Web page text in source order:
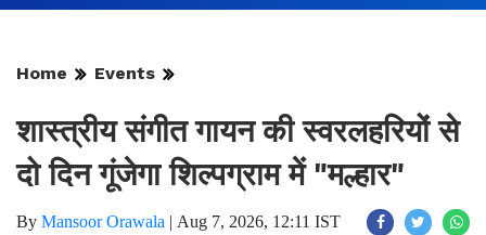
Home Events
शास्त्रीय संगीत गायन की स्वरलहरियों से
दो दिन गूंजेगा शिल्पग्राम में "मल्हार"
By Mansoor Orawala | Aug 7, 2026, 12:11 IST